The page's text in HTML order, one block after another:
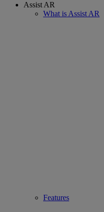
Assist AR
What is Assist AR
Features